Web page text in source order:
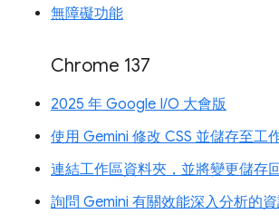
無障礙功能
Chrome 137
2025 年 Google I/O 大會版
使用 Gemini 修改 CSS 並儲存至工
連結工作區資料夾，並將變更儲存
詢問 Gemini 有關效能深入分析的